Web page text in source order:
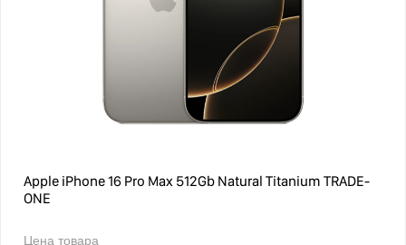
Apple iPhone 16 Pro Max 512Gb Natural Titanium TRADE-
ONE
Цена товара